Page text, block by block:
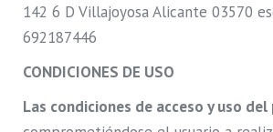
142 6 D Villajoyosa Alicante 03570
692187446
CONDICIONES DE USO
Las condiciones de acceso y uso